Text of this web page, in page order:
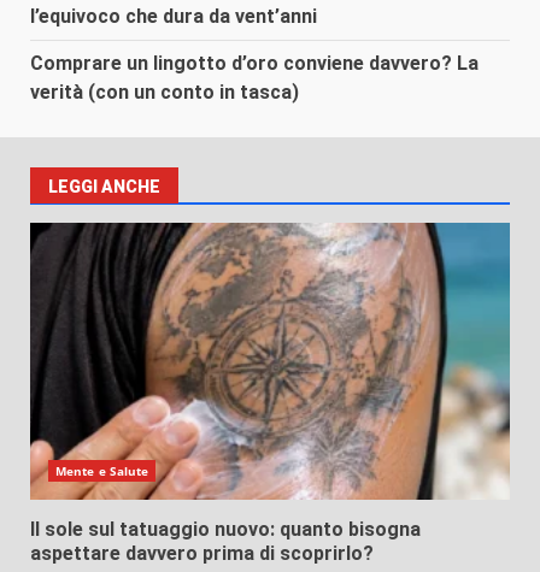
l’equivoco che dura da vent’anni
Comprare un lingotto d’oro conviene davvero? La
verità (con un conto in tasca)
LEGGI ANCHE
Mente e Salute
Il sole sul tatuaggio nuovo: quanto bisogna
aspettare davvero prima di scoprirlo?